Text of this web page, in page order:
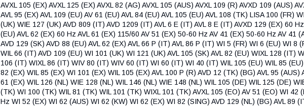
AVXL 105 (EX) AVXL 125 (EX) AVXL 82 (AG) AVXL 105 (AUS) AVXL 109 (R) AVXD 109 (AUS)
AVL 95 (EX) AVL 109 (EU) AV 61 (EU) AVL 84 (EU) AVL 105 (EU) AVL 108 (TK) LISA 100 (FR)
(UK) WIE 127 (UK) AVD 809 (IT) AVD 1209 (IT) AVL 6 E (IT) AVL 8 E (IT) AVXD 129 (EX) 60
(EU) AVL 62 (EX) 60 Hz AVL 61 (EX) 115/60 AV 51 (EX) 50-60 Hz AV 41 (EX) 50-60 Hz AV 41
AVD 129 (SK) AVD 88 (EU) AVL 62 (EX) AVL 66 P (IT) AVL 86 P (IT) WI 5 (FR) WI 6 (EU) WI 8
WIL 66 (IT) AVD 109 (EU) WI 101 (UK) WI 121 (UK) AVL 105 (SK) AVL 82 (EU) WIXL 128 (IT)
106 (IT) WIXL 86 (IT) WIV 80 (IT) WIV 60 (IT) WI 60 (IT) WI 40 (IT) WIL 105 (EU) WIL 85
82 (EX) WIL 85 (EX) WI 101 (EX) WIL 105 (EX) AVL 100 P (R) AVD 12 (TK) (BG) AVL 95 (AUS)
61 (EX) WIL 126 (NL) WIE 128 (NL) WIL 146 (NL) WIE 148 (NL) WIL 105 (DE) WIL 125 (DE)
(TK) WI 100 (TK) WIL 81 (TK) WIL 101 (TK) WIXL 101 (TK) AVXL 105 (EO) AV 51 (EO) WI 42
Hz WI 52 (EX) WI 62 (AUS) WI 62 (KW) WI 62 (EX) WI 82 (SING) AVD 129 (NL) (BG) AVL 89